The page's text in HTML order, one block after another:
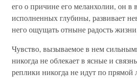
его о причине его меланхолии, он в
исполненных глубины, развивает
него ощущать отныне радость
Чувство, вызываемое в нем
никогда не облекает в ясные и
реплики никогда не идут по прямой